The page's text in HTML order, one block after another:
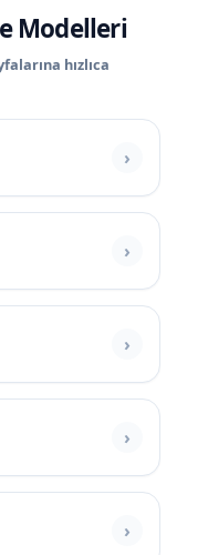
Modelleri
hızlıca